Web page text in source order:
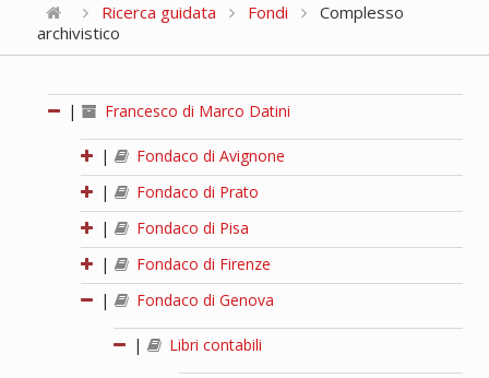
Ricerca guidata Fondi
Complesso
archivistico
| Francesco di Marco Datini
|
Fondaco di Avignone
|
Fondaco di Prato
|
Fondaco di Pisa
|
Fondaco di Firenze
|
Fondaco di Genova
| Libri contabili